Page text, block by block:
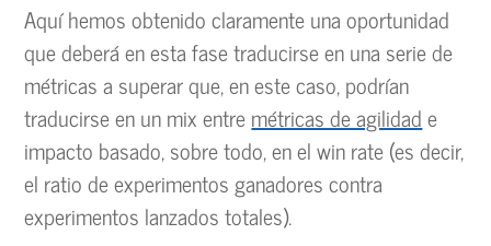
Aquí hemos obtenido claramente una oportunidad
que deberá en esta fase traducirse en una serie de
métricas a superar que, en este caso, podrían
traducirse en un mix entremétricas de agilidade
impacto basado, sobre todo, en el win rate (es decir,
el ratio de experimentos ganadores contra
experimentos lanzados totales).